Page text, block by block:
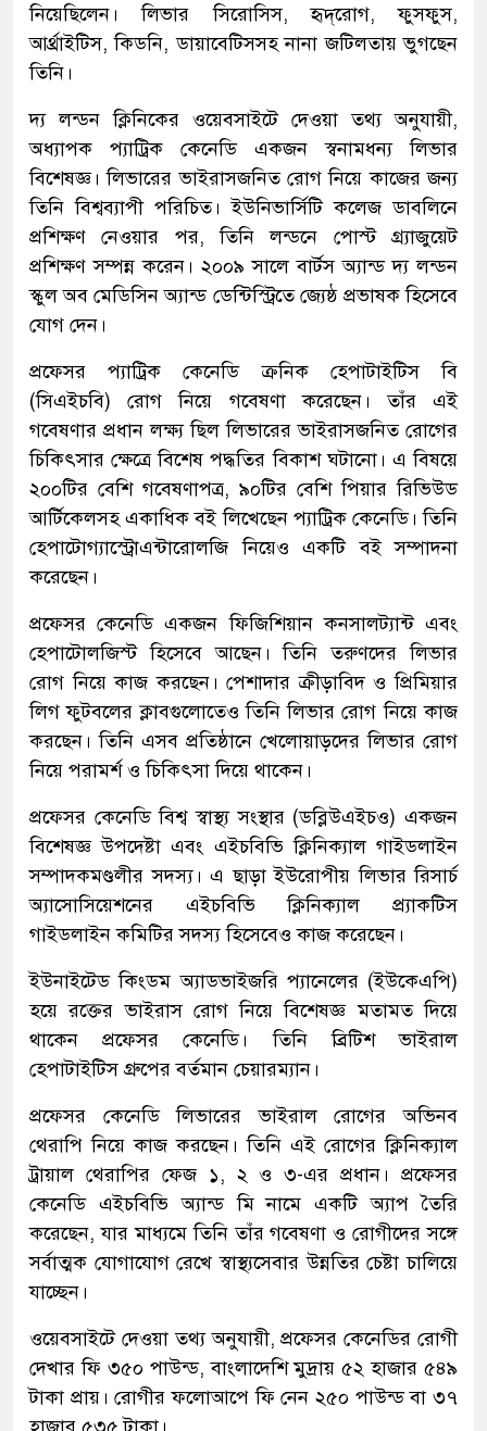
নিয়েছিলেন। লিভার সিরোসিস, হৃদ্‌রোগ, ফুসফুস,
আর্থ্রাইটিস, কিডনি, ডায়াবেটিসসহ নানা জটিলতায় ভুগছেন
তিনি।
দ্য লন্ডন ক্লিনিকের ওয়েবসাইটে দেওয়া তথ্য অনুযায়ী,
অধ্যাপক প্যাট্রিক কেনেডি একজন স্বনামধন্য লিভার
বিশেষজ্ঞ। লিভারের ভাইরাসজনিত রোগ নিয়ে কাজের জন্য
তিনি বিশ্বব্যাপী পরিচিত। ইউনিভার্সিটি কলেজ ডাবলিনে
প্রশিক্ষণ নেওয়ার পর, তিনি লন্ডনে পোস্ট গ্র্যাজুয়েট
প্রশিক্ষণ সম্পন্ন করেন। ২০০৯ সালে বার্টস অ্যান্ড দ্য লন্ডন
স্কুল অব মেডিসিন অ্যান্ড ডেন্টিস্ট্রিতে জ্যেষ্ঠ প্রভাষক হিসেবে
যোগ দেন।
প্রফেসর প্যাট্রিক কেনেডি ক্রনিক হেপাটাইটিস বি
(সিএইচবি) রোগ নিয়ে গবেষণা করেছেন। তাঁর এই
গবেষণার প্রধান লক্ষ্য ছিল লিভারের ভাইরাসজনিত রোগের
চিকিৎসার ক্ষেত্রে বিশেষ পদ্ধতির বিকাশ ঘটানো। এ বিষয়ে
২০০টির বেশি গবেষণাপত্র, ৯০টির বেশি পিয়ার রিভিউড
আর্টিকেলসহ একাধিক বই লিখেছেন প্যাট্রিক কেনেডি। তিনি
হেপাটোগ্যাস্ট্রোএন্টারোলজি নিয়েও একটি বই সম্পাদনা
করেছেন।
প্রফেসর কেনেডি একজন ফিজিশিয়ান কনসালট্যান্ট এবং
হেপাটোলজিস্ট হিসেবে আছেন। তিনি তরুণদের লিভার
রোগ নিয়ে কাজ করছেন। পেশাদার ক্রীড়াবিদ ও প্রিমিয়ার
লিগ ফুটবলের ক্লাবগুলোতেও তিনি লিভার রোগ নিয়ে কাজ
করছেন। তিনি এসব প্রতিষ্ঠানে খেলোয়াড়দের লিভার রোগ
নিয়ে পরামর্শ ও চিকিৎসা দিয়ে থাকেন।
প্রফেসর কেনেডি বিশ্ব স্বাস্থ্য সংস্থার (ডব্লিউএইচও) একজন
বিশেষজ্ঞ উপদেষ্টা এবং এইচবিভি ক্লিনিক্যাল গাইডলাইন
সম্পাদকমণ্ডলীর সদস্য। এ ছাড়া ইউরোপীয় লিভার রিসার্চ
অ্যাসোসিয়েশনের এইচবিভি ক্লিনিক্যাল প্র্যাকটিস
গাইডলাইন কমিটির সদস্য হিসেবেও কাজ করেছেন।
ইউনাইটেড কিংডম অ্যাডভাইজরি প্যানেলের (ইউকেএপি)
হয়ে রক্তের ভাইরাস রোগ নিয়ে বিশেষজ্ঞ মতামত দিয়ে
থাকেন প্রফেসর কেনেডি। তিনি ব্রিটিশ ভাইরাল
হেপাটাইটিস গ্রুপের বর্তমান চেয়ারম্যান।
প্রফেসর কেনেডি লিভারের ভাইরাল রোগের অভিনব
থেরাপি নিয়ে কাজ করছেন। তিনি এই রোগের ক্লিনিক্যাল
ট্রায়াল থেরাপির ফেজ ১, ২ ও ৩-এর প্রধান। প্রফেসর
কেনেডি এইচবিভি অ্যান্ড মি নামে একটি অ্যাপ তৈরি
করেছেন, যার মাধ্যমে তিনি তাঁর গবেষণা ও রোগীদের সঙ্গে
সর্বাত্মক যোগাযোগ রেখে স্বাস্থ্যসেবার উন্নতির চেষ্টা চালিয়ে
যাচ্ছেন।
ওয়েবসাইটে দেওয়া তথ্য অনুযায়ী, প্রফেসর কেনেডির রোগী
দেখার ফি ৩৫০ পাউন্ড, বাংলাদেশি মুদ্রায় ৫২ হাজার ৫৪৯
টাকা প্রায়। রোগীর ফলোআপে ফি নেন ২৫০ পাউন্ড বা ৩৭